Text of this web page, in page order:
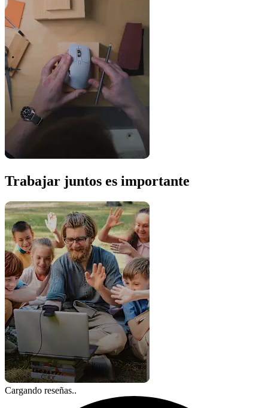
Trabajar juntos es importante
Cargando reseñas..